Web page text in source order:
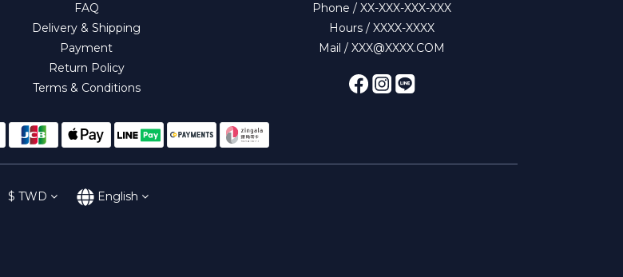
FAQ
Delivery & Shipping
Payment
Return Policy
Terms & Conditions
Phone / XX-XXX-XXX-XXX
Hours / XXXX-XXXX
Mail / XXX@XXXX.COM
$ TWD English